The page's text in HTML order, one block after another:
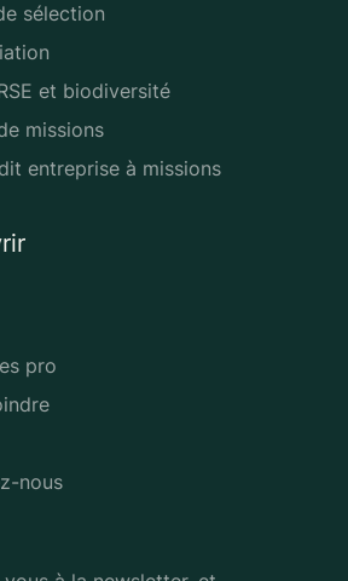
sélection
et biodiversité
missions
entreprise à missions
pro
nous